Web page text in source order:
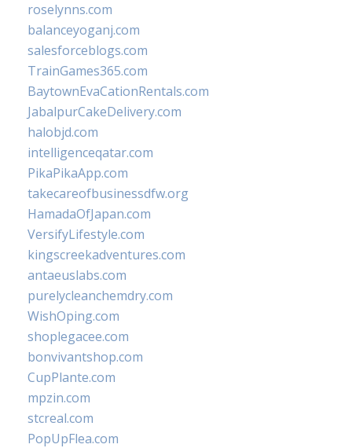
roselynns.com
balanceyoganj.com
salesforceblogs.com
TrainGames365.com
BaytownEvaCationRentals.com
JabalpurCakeDelivery.com
halobjd.com
intelligenceqatar.com
PikaPikaApp.com
takecareofbusinessdfw.org
HamadaOfJapan.com
VersifyLifestyle.com
kingscreekadventures.com
antaeuslabs.com
purelycleanchemdry.com
WishOping.com
shoplegacee.com
bonvivantshop.com
CupPlante.com
mpzin.com
stcreal.com
PopUpFlea.com